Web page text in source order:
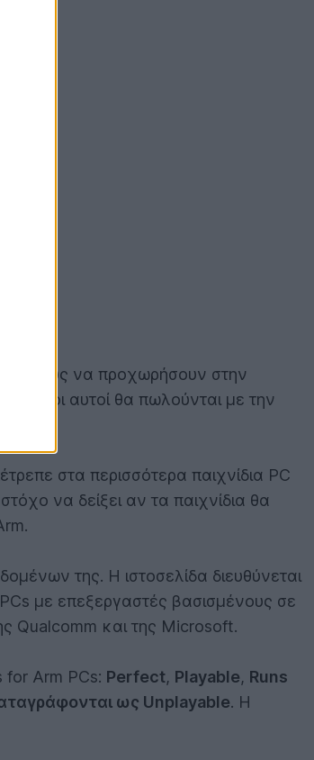
τους να προχωρήσουν στην
Όλοι αυτοί θα πωλούνται με την
στα περισσότερα παιχνίδια PC
να δείξει αν τα παιχνίδια θα
της. Η ιστοσελίδα διευθύνεται
PCs με επεξεργαστές βασισμένους σε
Qualcomm και της Microsoft.
for Arm PCs: Perfect, Playable, Runs
ως Unplayable. Η